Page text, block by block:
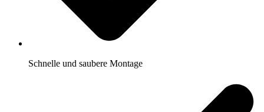
Schnelle und saubere Montage